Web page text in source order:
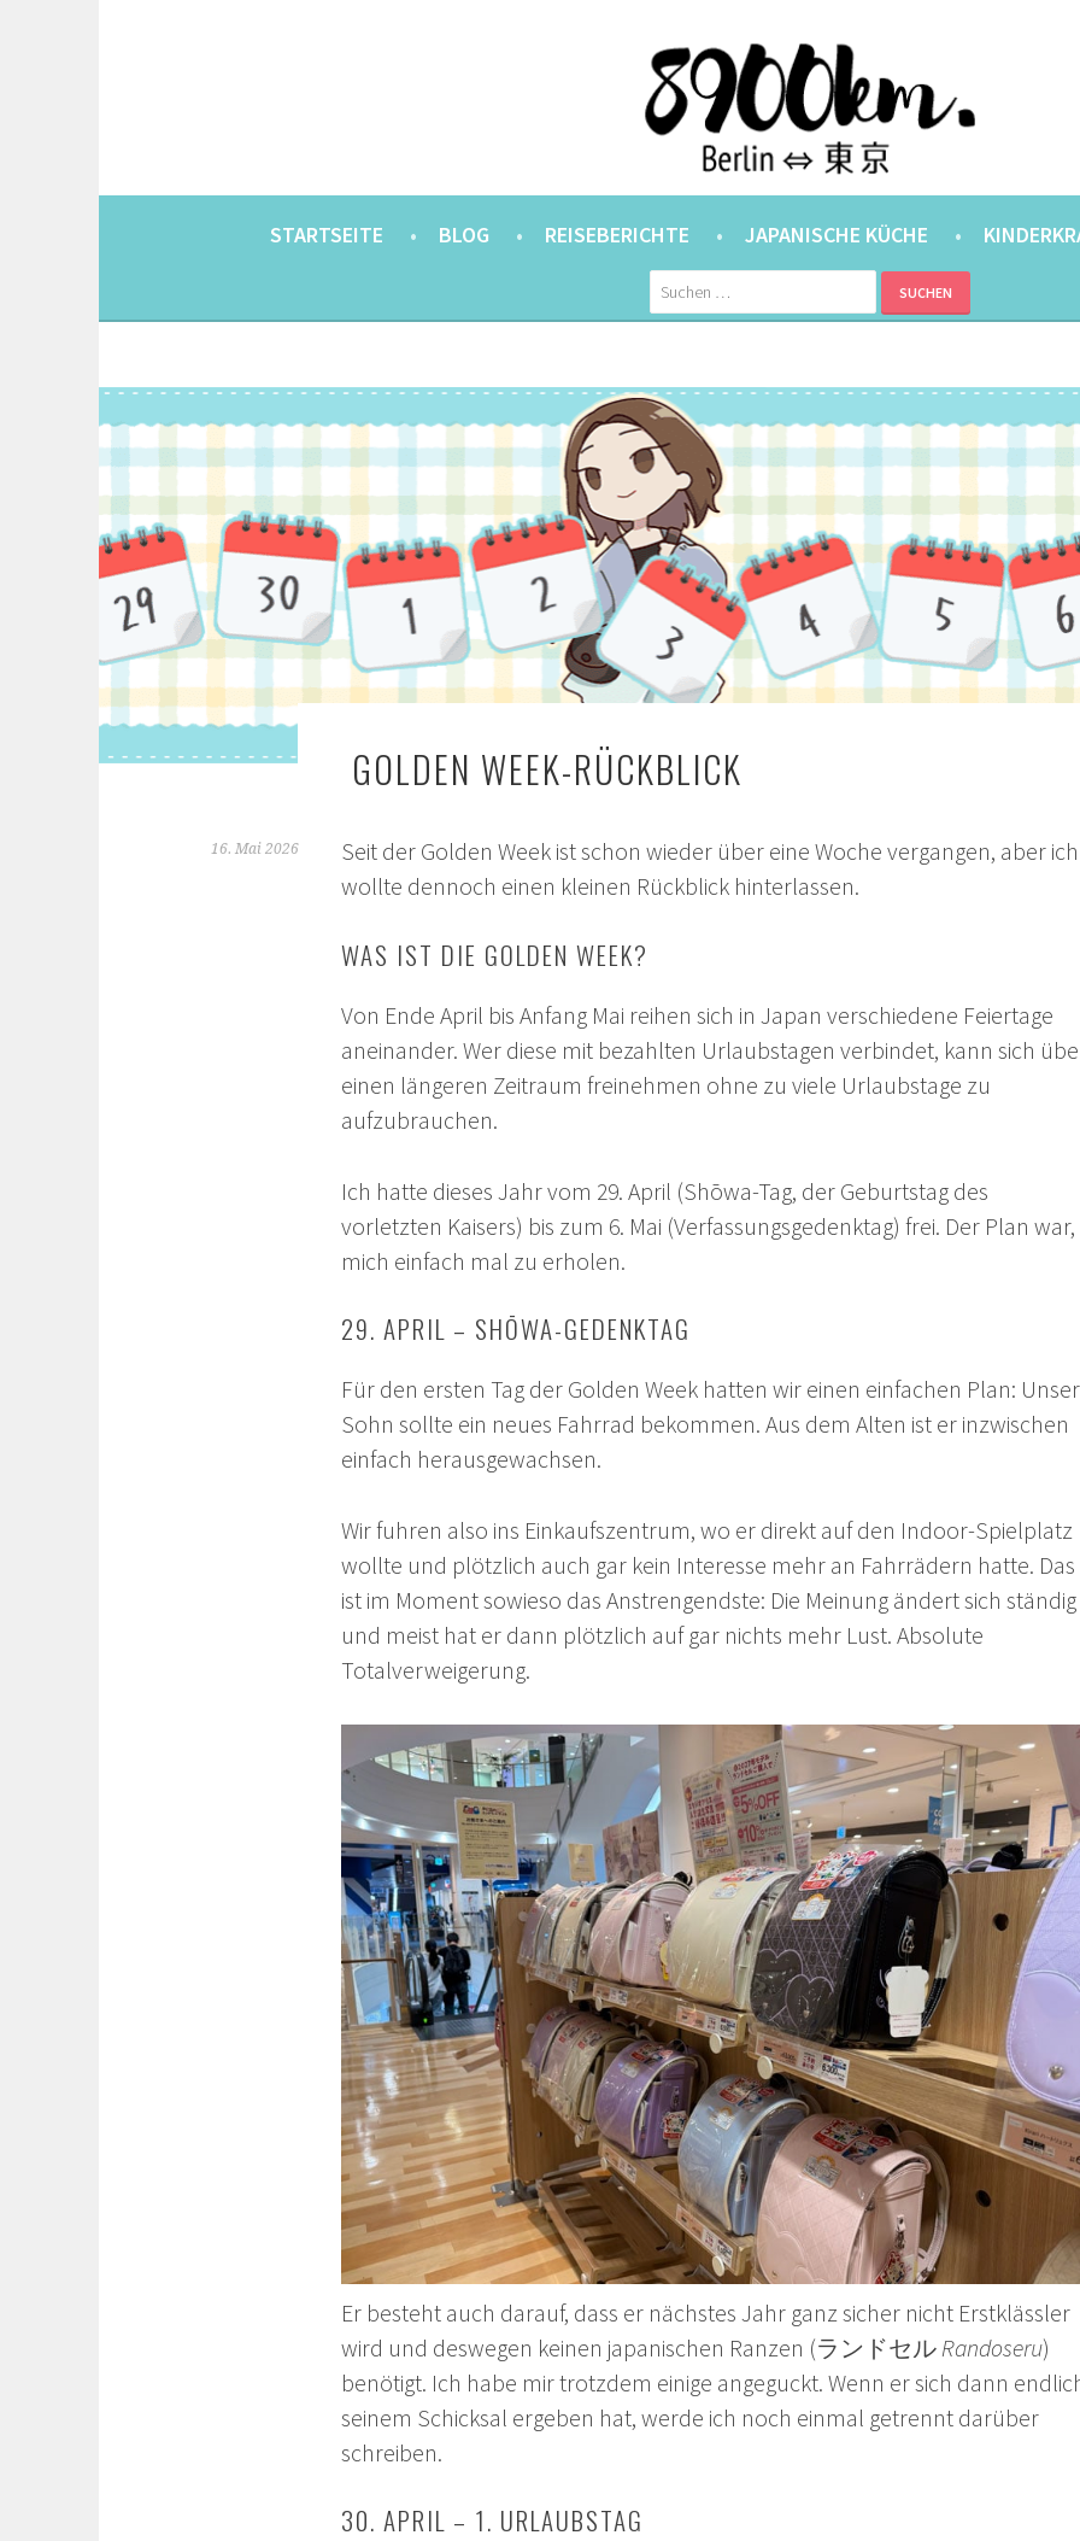
STARTSEITE BLOG REISEBERICHTE JAPANISCHE KÜCHE
Suchen
nach:
GOLDEN WEEK-RÜCKBLICK
16. Mai 2026
Seit der Golden Week ist schon wieder über eine Woche vergangen, aber ich
wollte dennoch einen kleinen Rückblick hinterlassen.
WAS IST DIE GOLDEN WEEK?
Von Ende April bis Anfang Mai reihen sich in Japan verschiedene Feiertage
aneinander. Wer diese mit bezahlten Urlaubstagen verbindet, kann sich
einen längeren Zeitraum freinehmen ohne zu viele Urlaubstage zu
aufzubrauchen.
Ich hatte dieses Jahr vom 29. April (Shōwa-Tag, der Geburtstag des
vorletzten Kaisers) bis zum 6. Mai (Verfassungsgedenktag) frei. Der Plan war,
mich einfach mal zu erholen.
29. APRIL – SHŌWA-GEDENKTAG
Für den ersten Tag der Golden Week hatten wir einen einfachen Plan: Unser
Sohn sollte ein neues Fahrrad bekommen. Aus dem Alten ist er inzwischen
einfach herausgewachsen.
Wir fuhren also ins Einkaufszentrum, wo er direkt auf den Indoor-Spielplatz
wollte und plötzlich auch gar kein Interesse mehr an Fahrrädern hatte. Das
ist im Moment sowieso das Anstrengendste: Die Meinung ändert sich ständig
und meist hat er dann plötzlich auf gar nichts mehr Lust. Absolute
Totalverweigerung.
Er besteht auch darauf, dass er nächstes Jahr ganz sicher nicht Erstklässler
wird und deswegen keinen japanischen Ranzen (ランドセル Randoseru)
benötigt. Ich habe mir trotzdem einige angeguckt. Wenn er sich dann
seinem Schicksal ergeben hat, werde ich noch einmal getrennt darüber
schreiben.
30. APRIL – 1. URLAUBSTAG